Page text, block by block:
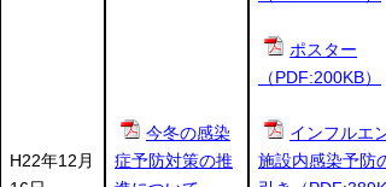
H22年12月
今冬の感染
症予防対策の推
ポスター
（PDF:200KB）
インフルエン
施設内感染予防